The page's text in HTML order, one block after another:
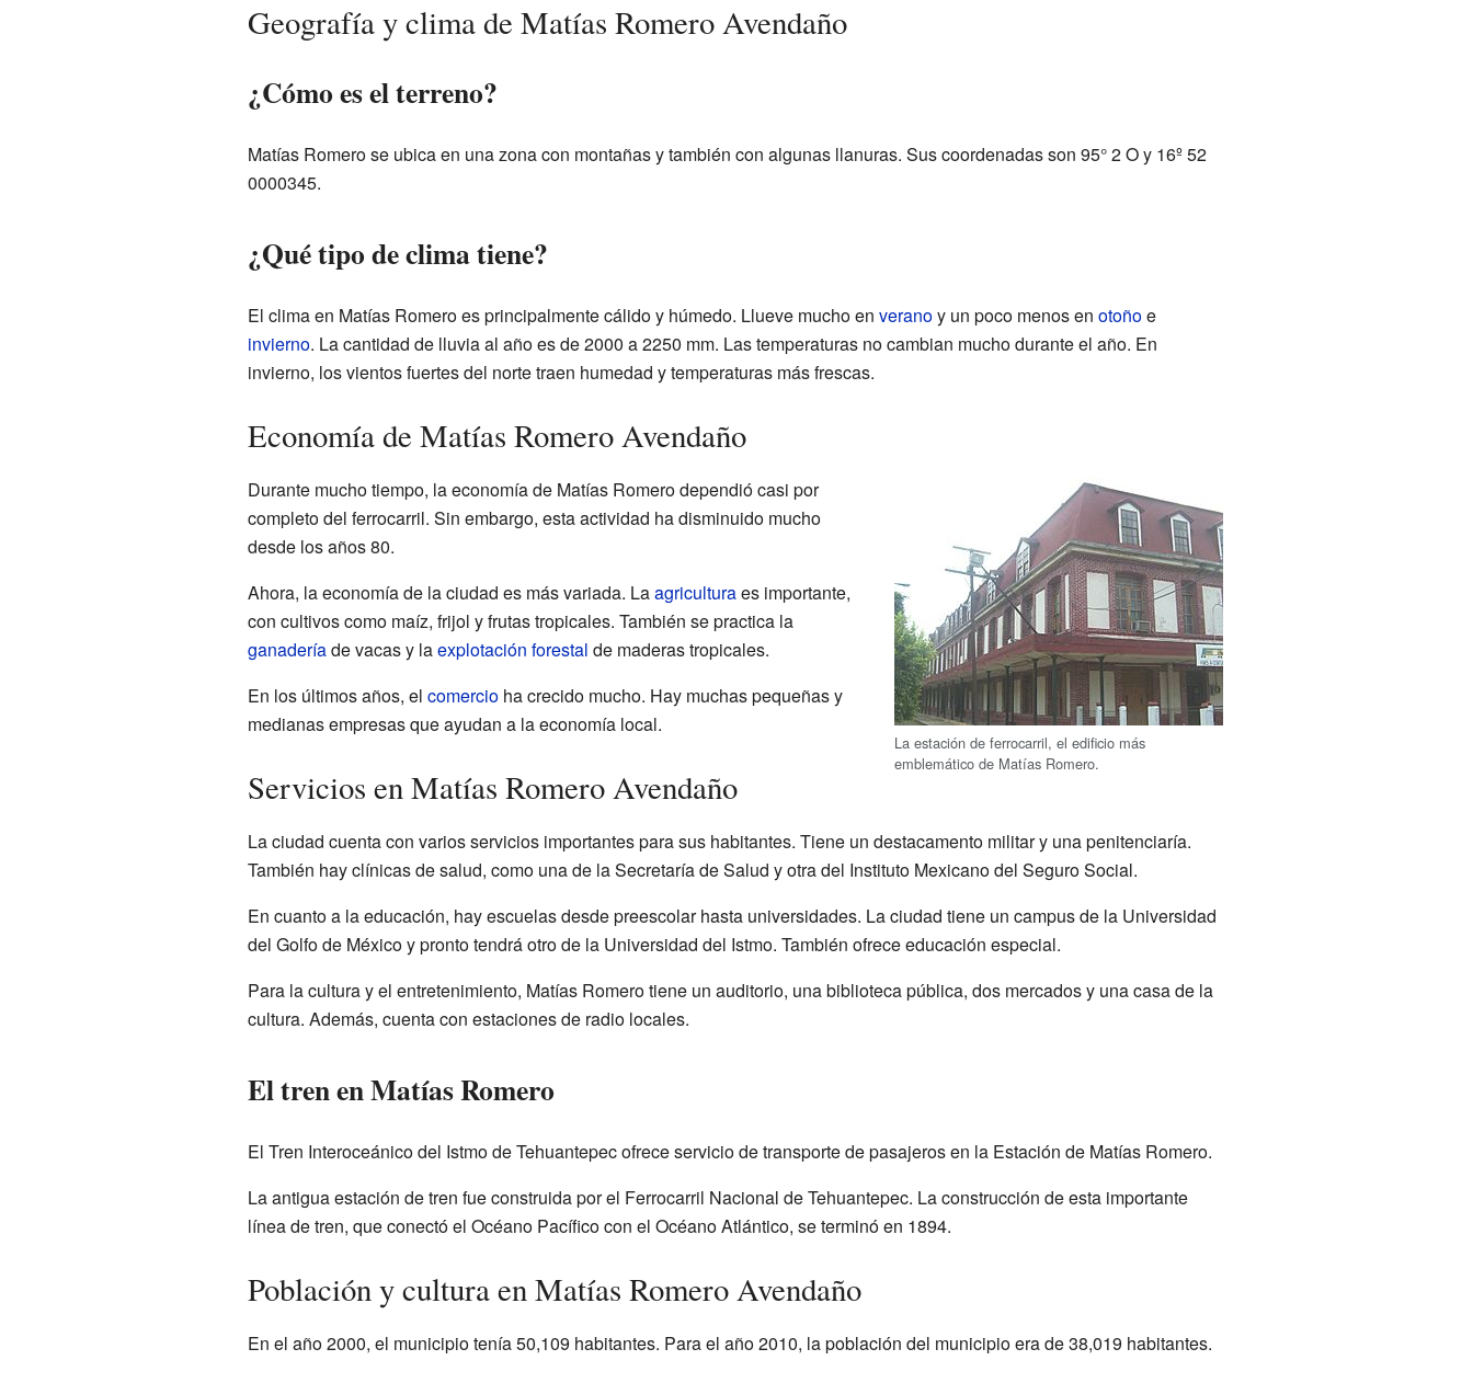
Geografía y clima de Matías Romero Avendaño
¿Cómo es el terreno?
Matías Romero se ubica en una zona con montañas y también con algunas llanuras. Sus coordenadas son 95° 2 O y 16º 52
0000345.
¿Qué tipo de clima tiene?
El clima en Matías Romero es principalmente cálido y húmedo. Llueve mucho en veranoy un poco menos en otoñoe
invierno. La cantidad de lluvia al año es de 2000 a 2250 mm. Las temperaturas no cambian mucho durante el año. En
invierno, los vientos fuertes del norte traen humedad y temperaturas más frescas.
Economía de Matías Romero Avendaño
La estación de ferrocarril, el edificio más
emblemático de Matías Romero.
Durante mucho tiempo, la economía de Matías Romero dependió casi por
completo del ferrocarril. Sin embargo, esta actividad ha disminuido mucho
desde los años 80.
Ahora, la economía de la ciudad es más variada. Laagriculturaes importante,
con cultivos como maíz, frijol y frutas tropicales. También se practica la
ganaderíade vacas y laexplotación forestal de maderas tropicales.
En los últimos años, el comercioha crecido mucho. Hay muchas pequeñas y
medianas empresas que ayudan a la economía local.
Servicios en Matías Romero Avendaño
La ciudad cuenta con varios servicios importantes para sus habitantes. Tiene un destacamento militar y una penitenciaría.
También hay clínicas de salud, como una de la Secretaría de Salud y otra del Instituto Mexicano del Seguro Social.
En cuanto a la educación, hay escuelas desde preescolar hasta universidades. La ciudad tiene un campus de la Universidad
del Golfo de México y pronto tendrá otro de la Universidad del Istmo. También ofrece educación especial.
Para la cultura y el entretenimiento, Matías Romero tiene un auditorio, una biblioteca pública, dos mercados y una casa de la
cultura. Además, cuenta con estaciones de radio locales.
El tren en Matías Romero
El Tren Interoceánico del Istmo de Tehuantepec ofrece servicio de transporte de pasajeros en la Estación de Matías Romero.
La antigua estación de tren fue construida por el Ferrocarril Nacional de Tehuantepec. La construcción de esta importante
línea de tren, que conectó el Océano Pacífico con el Océano Atlántico, se terminó en 1894.
Población y cultura en Matías Romero Avendaño
En el año 2000, el municipio tenía 50,109 habitantes. Para el año 2010, la población del municipio era de 38,019 habitantes.